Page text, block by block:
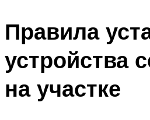
Правила
устройства
на участке